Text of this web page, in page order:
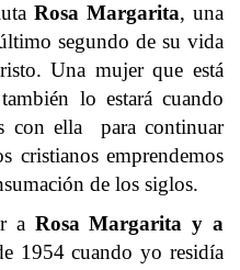
Rosa Margarita, una
segundo de su vida
Una mujer que está
lo estará cuando
con ella para continuar
cristianos emprendemos
de los siglos.
a Rosa Margarita y a
1954 cuando yo residía